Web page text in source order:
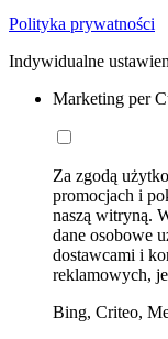
Polityka prywatności
Indywidualne
Marketing per
Za zgodą
promocjach i
naszą witryną.
dane osobowe
dostawcami i
reklamowych,
Bing, Criteo,